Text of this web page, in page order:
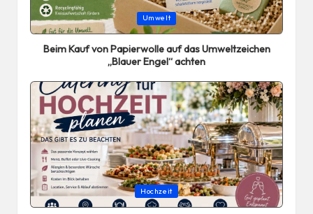
Posted
in
Umwelt
Beim Kauf von Papierwolle auf das Umweltzeichen
„Blauer Engel“ achten
Posted
in
Hochzeit